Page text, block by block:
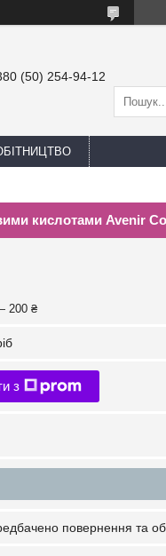
(50) 254-94-12
кислотами Avenir
200 ₴
з
повернення та